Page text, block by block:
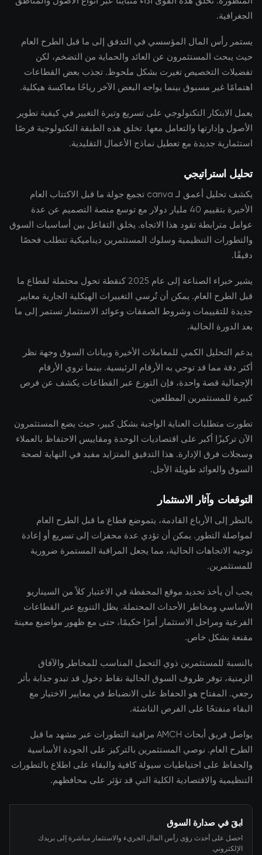
الجغرافية.
يستمر رأس المال المؤسسي في التدفق إلى ما قبل الطرح العام
حيث يبحث المستثمرون عن العائد والحماية من التضخم، لكن
تفضيلات التخصيص تغيرت بشكل ملحوظ. تجذب بعض القطاعات
اهتمامًا غير مسبوق بينما يواجه البعض الآخر رياحًا معاكسة هيكلية.
يعمل الابتكار التكنولوجي على تسريع وتيرة التغيير في كيفية تطوير
الأصول وإدارتها والتعامل معها. تخلق هذه الطبقة التكنولوجية فرصًا
استثمارية جديدة مع تعطيل نماذج الأعمال التقليدية.
تحليل استراتيجي
يكشف تحليل أعمق لـ canva تجمع جولة ما قبل الاكتتاب العام
الأخيرة بتقييم 40 مليار دولار مع توسع منصة التصميم عن عدة
عوامل مترابطة تقود هذا الاتجاه. يخلق التفاعل بين أساسيات السوق
والتطورات التنظيمية وسلوك المستثمرين ديناميكية تتطلب فحصًا
دقيقًا.
يشير خبراء الصناعة إلى عام 2025 كنقطة تحول محتملة لقطاع ما
قبل الطرح العام. يمكن أن تُرسي التغييرات الهيكلية الجارية معايير
جديدة للتقييمات وشروط الصفقات وعوائد الاستثمار تستمر إلى ما
بعد الدورة الحالية.
يدعم التحليل الكمي للمعاملات الأخيرة وبيانات السوق وجهة نظر
أكثر دقة مما قد توحي به الأرقام الرئيسية. بينما تروي الأرقام
الإجمالية قصة واحدة، فإن التوزع عبر القطاعات يكشف عن فرص
كبيرة للمستثمرين المطلعين.
تطورت متطلبات العناية الواجبة بشكل كبير، حيث يضع المستثمرون
الآن تركيزًا أكبر على اقتصاديات الوحدة ومقاييس الاحتفاظ بالعملاء
وسجلات فرق الإدارة. هذا التدقيق المتزايد مفيد في النهاية لصحة
السوق والعوائد طويلة الأجل.
التوقعات وآثار الاستثمار
بالنظر إلى الأرباع القادمة، يتموضع قطاع ما قبل الطرح العام
لمواصلة التطور. يمكن أن تؤدي عدة محفزات إلى تسريع أو إعادة
توجيه الاتجاهات الحالية، مما يجعل المراقبة المستمرة ضرورية
للمستثمرين.
يجب أن يأخذ تحديد موقع المحفظة في الاعتبار كلاً من السيناريو
الأساسي ومخاطر الأحداث المحتملة. يظل التنويع عبر القطاعات
الفرعية ومراحل الاستثمار أمرًا حكيمًا، حتى مع ظهور مواضيع معينة
مقنعة بشكل خاص.
بالنسبة للمستثمرين ذوي التحمل المناسب للمخاطر والآفاق
الزمنية، توفر ظروف السوق الحالية نقاط دخول قد تبدو جذابة بأثر
رجعي. المفتاح هو الحفاظ على الانضباط في معايير الاختيار مع
البقاء منفتحًا على الفرص الناشئة.
يواصل فريق أبحاث AMCH مراقبة التطورات عبر مشهد ما قبل
الطرح العام. نوصي المستثمرين بالتركيز على الجودة الأساسية
والحفاظ على احتياطيات سيولة كافية والبقاء على اطلاع بالتطورات
التنظيمية والاقتصادية الكلية التي قد تؤثر على محافظهم.
ابقَ في صدارة السوق
احصل على أحدث رؤى رأس المال الجريء والاستثمار مباشرة إلى بريدك
الإلكتروني.